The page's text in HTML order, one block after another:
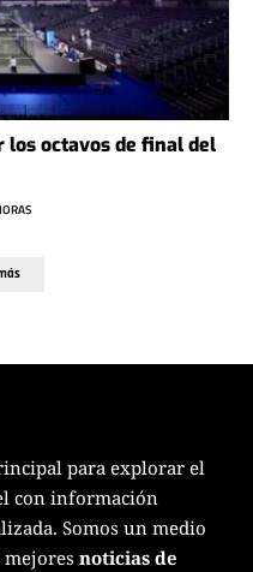
los octavos de final del
para explorar el
con información
Somos un medio
noticias de